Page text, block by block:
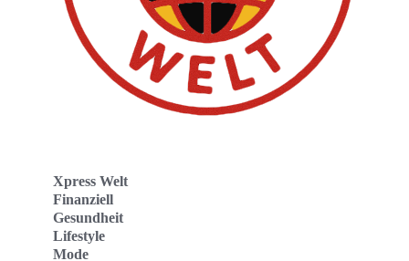
Xpress Welt
Finanziell
Gesundheit
Lifestyle
Mode